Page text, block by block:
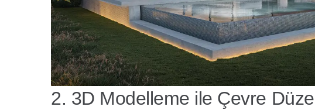
2. 3D Modelleme ile Çevre